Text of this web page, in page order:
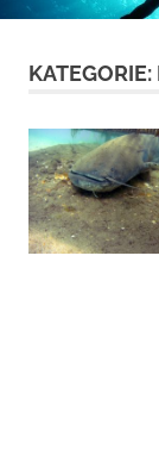
KATEGORIE: